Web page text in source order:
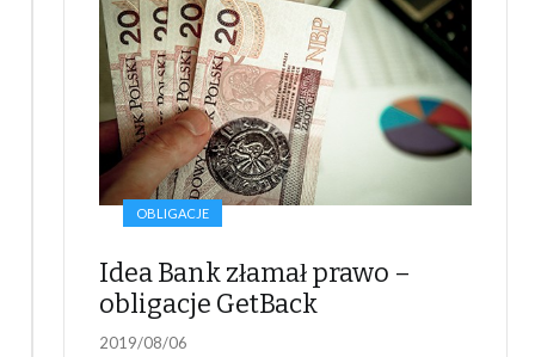
OBLIGACJE
Idea Bank złamał prawo –
obligacje GetBack
2019/08/06